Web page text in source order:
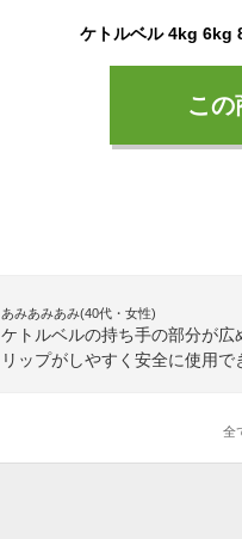
こ
あみあみあみ(40代・女性)
ケトルベルの持ち手の部分が
リップがしやすく安全に使用で
全